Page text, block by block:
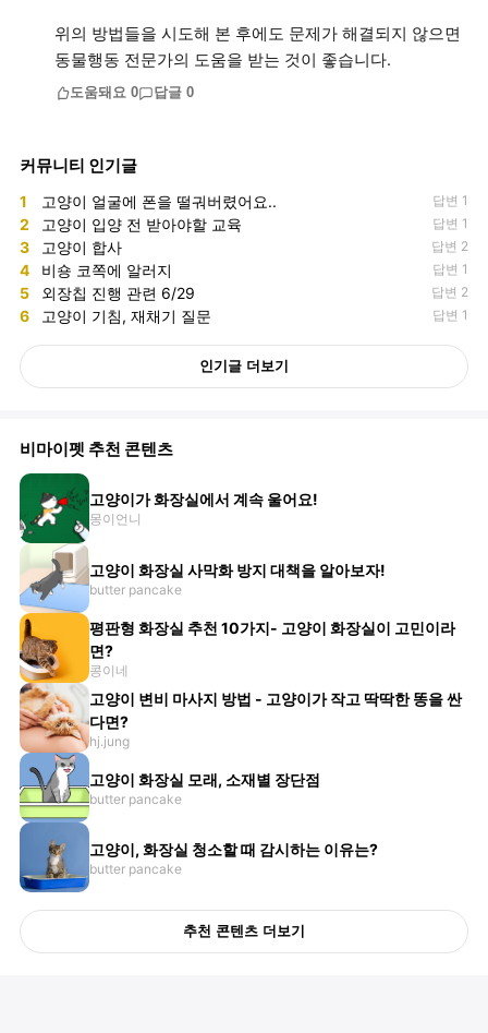
위의 방법들을 시도해 본 후에도 문제가 해결되지 않으면
동물행동 전문가의 도움을 받는 것이 좋습니다.
도움돼요 0 답글 0
커뮤니티 인기글
1 고양이 얼굴에 폰을 떨궈버렸어요.. 답변 1
2 고양이 입양 전 받아야할 교육 답변 1
3 고양이 합사 답변 2
4 비숑 코쪽에 알러지 답변 1
5 외장칩 진행 관련 6/29 답변 2
6 고양이 기침, 재채기 질문 답변 1
인기글 더보기
비마이펫 추천 콘텐츠
고양이가 화장실에서 계속 울어요!
몽이언니
고양이 화장실 사막화 방지 대책을 알아보자!
butter pancake
평판형 화장실 추천 10가지- 고양이 화장실이 고민이라
면?
콩이네
고양이 변비 마사지 방법 - 고양이가 작고 딱딱한 똥을 싼
다면?
hj.jung
고양이 화장실 모래, 소재별 장단점
butter pancake
고양이, 화장실 청소할 때 감시하는 이유는?
butter pancake
추천 콘텐츠 더보기